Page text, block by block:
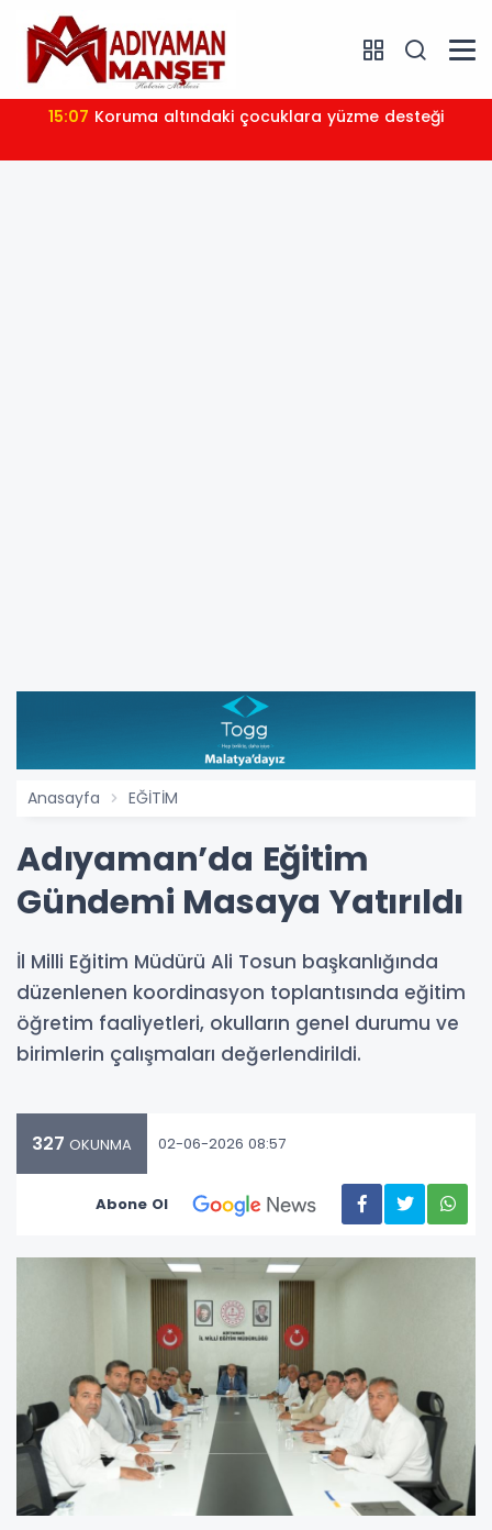
15:07 Koruma altındaki çocuklara yüzme desteği
Anasayfa EĞİTİM
Adıyaman’da Eğitim
Gündemi Masaya Yatırıldı
İl Milli Eğitim Müdürü Ali Tosun başkanlığında
düzenlenen koordinasyon toplantısında eğitim
öğretim faaliyetleri, okulların genel durumu ve
birimlerin çalışmaları değerlendirildi.
327 OKUNMA 02-06-2026 08:57
Abone Ol